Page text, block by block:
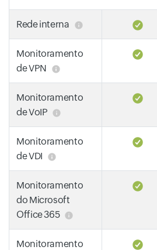
Rede interna
Monitoramento
de VPN
Monitoramento
de VoIP
Monitoramento
de VDI
Monitoramento
do Microsoft
Office 365
Monitoramento